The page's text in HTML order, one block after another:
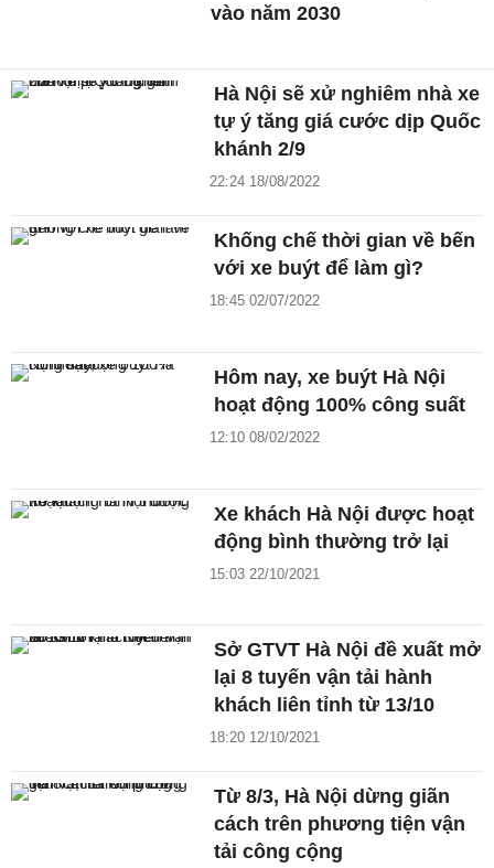
vào năm 2030
Hà Nội sẽ xử nghiêm nhà xe
tự ý tăng giá cước dịp Quốc
khánh 2/9
22:24 18/08/2022
Khống chế thời gian về bến
với xe buýt để làm gì?
18:45 02/07/2022
Hôm nay, xe buýt Hà Nội
hoạt động 100% công suất
12:10 08/02/2022
Xe khách Hà Nội được hoạt
động bình thường trở lại
15:03 22/10/2021
Sở GTVT Hà Nội đề xuất mở
lại 8 tuyến vận tải hành
khách liên tỉnh từ 13/10
18:20 12/10/2021
Từ 8/3, Hà Nội dừng giãn
cách trên phương tiện vận
tải công cộng